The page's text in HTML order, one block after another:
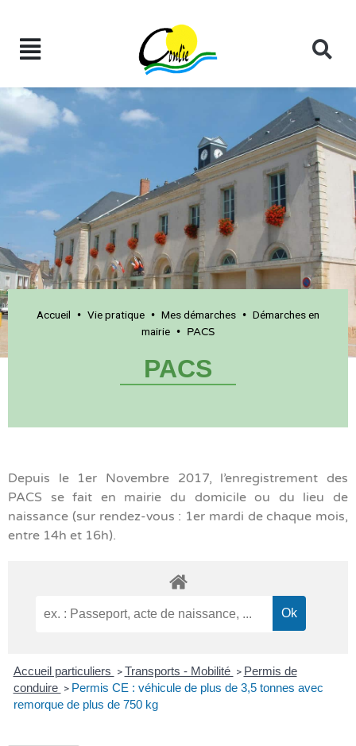
Accueil • Vie pratique • Mes démarches • Démarches en
mairie • PACS
PACS
Depuis le 1er Novembre 2017, l’enregistrement des
PACS se fait en mairie du domicile ou du lieu de
naissance (sur rendez-vous : 1er mardi de chaque mois,
entre 14h et 16h).
Accueil particuliers > Transports - Mobilité > Permis de
conduire > Permis CE : véhicule de plus de 3,5 tonnes avec
remorque de plus de 750 kg